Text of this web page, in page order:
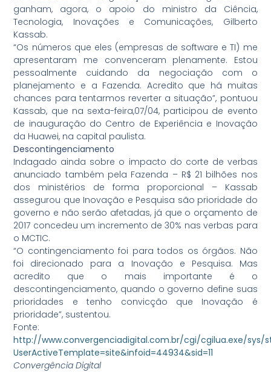
ganham, agora, o apoio do ministro da Ciência,
Tecnologia, Inovações e Comunicações, Gilberto
Kassab.
“Os números que eles (empresas de software e TI) me
apresentaram me convenceram plenamente. Estou
pessoalmente cuidando da negociação com o
planejamento e a Fazenda. Acredito que há muitas
chances para tentarmos reverter a situação”, pontuou
Kassab, que na sexta-feira,07/04, participou de evento
de inauguração do Centro de Experiência e Inovação
da Huawei, na capital paulista.
Descontingenciamento
Indagado ainda sobre o impacto do corte de verbas
anunciado também pela Fazenda – R$ 21 bilhões nos
dos ministérios de forma proporcional – Kassab
assegurou que Inovação e Pesquisa são prioridade do
governo e não serão afetadas, já que o orçamento de
2017 concedeu um incremento de 30% nas verbas para
o MCTIC.
“O contingenciamento foi para todos os órgãos. Não
foi direcionado para a Inovação e Pesquisa. Mas
acredito que o mais importante é o
descontingenciamento, quando o governo define suas
prioridades e tenho convicção que Inovação é
prioridade”, sustentou.
Fonte:
http://www.convergenciadigital.com.br/cgi/cgilua.exe/sys/
UserActiveTemplate=site&infoid=44934&sid=11
Convergência Digital